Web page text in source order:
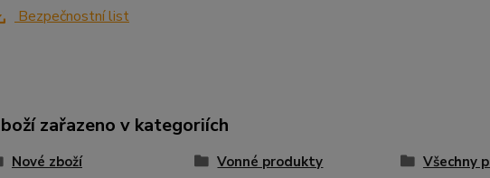
Bezpečnostní list
zařazeno v kategoriích
Nové zboží Vonné produkty Všechny